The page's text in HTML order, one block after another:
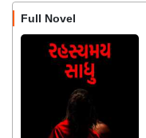
Full Novel